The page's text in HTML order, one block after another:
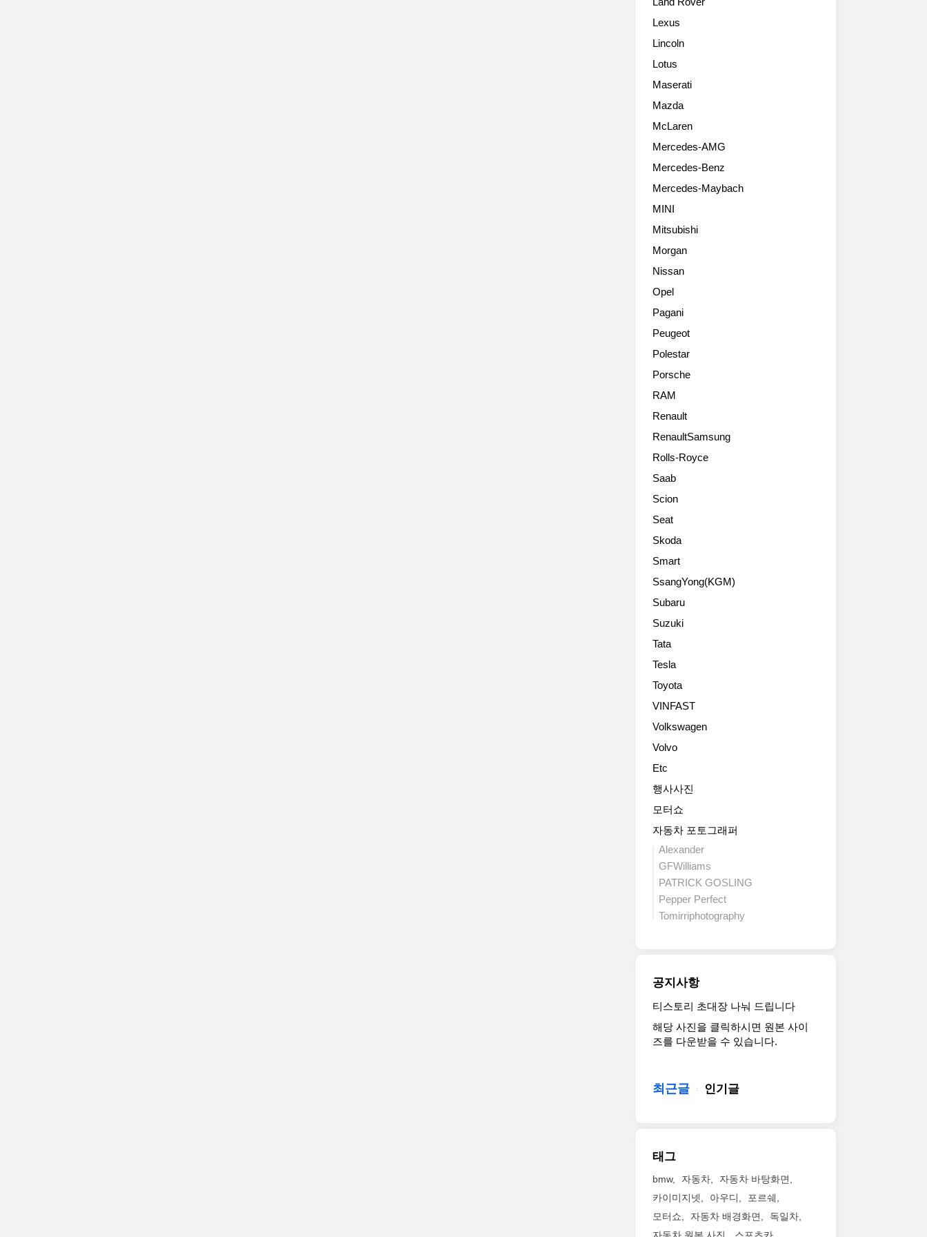
Lexus
Lincoln
Lotus
Maserati
Mazda
McLaren
Mercedes-AMG
Mercedes-Benz
Mercedes-Maybach
MINI
Mitsubishi
Morgan
Nissan
Opel
Pagani
Peugeot
Polestar
Porsche
RAM
Renault
RenaultSamsung
Rolls-Royce
Saab
Scion
Seat
Skoda
Smart
SsangYong(KGM)
Subaru
Suzuki
Tata
Tesla
Toyota
VINFAST
Volkswagen
Volvo
Etc
행사사진
모터쇼
자동차 포토그래퍼
Alexander
GFWilliams
PATRICK GOSLING
Pepper Perfect
Tomirriphotography
공지사항
티스토리 초대장 나눠 드립니다
해당 사진을 클릭하시면 원본 사이
즈를 다운받을 수 있습니다.
최근글 인기글
태그
bmw 자동차
자동차 바탕화면
카이미지넷
아우디
포르쉐
모터쇼
자동차 배경화면
독일차